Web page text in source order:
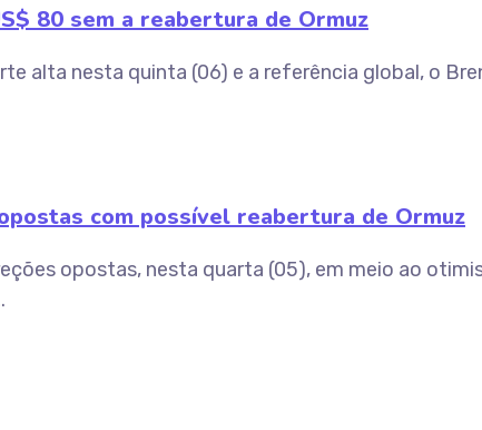
80 sem a reabertura de Ormuz
alta nesta quinta (06) e a referência global, o
com possível reabertura de Ormuz
opostas, nesta quarta (05), em meio ao